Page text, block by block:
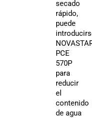
secado
rápido,
puede
PCE
570P
para
reducir
el
contenido
de agua